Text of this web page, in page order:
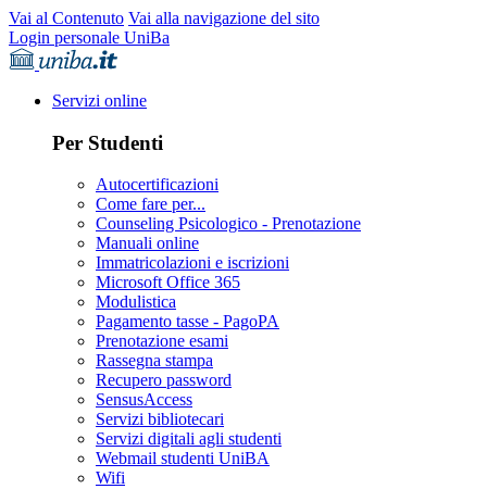
Vai al Contenuto Vai alla navigazione del sito
Login personale UniBa
Servizi online
Per Studenti
Autocertificazioni
Come fare per...
Counseling Psicologico - Prenotazione
Manuali online
Immatricolazioni e iscrizioni
Microsoft Office 365
Modulistica
Pagamento tasse - PagoPA
Prenotazione esami
Rassegna stampa
Recupero password
SensusAccess
Servizi bibliotecari
Servizi digitali agli studenti
Webmail studenti UniBA
Wifi